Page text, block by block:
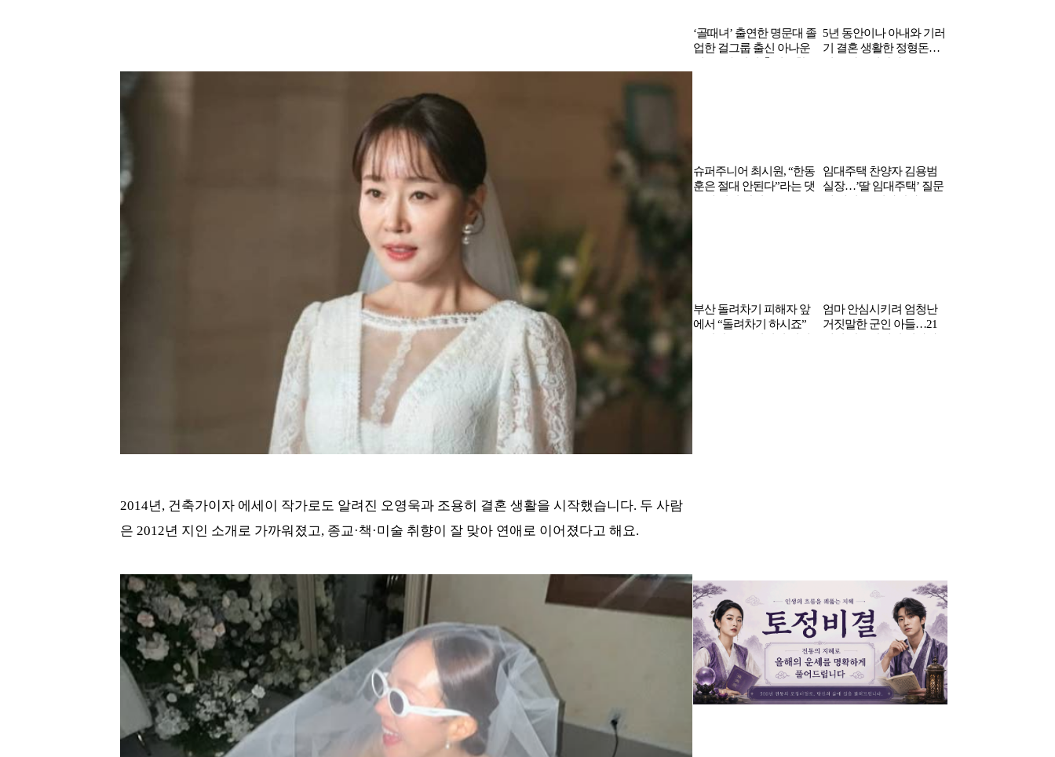
2014년, 건축가이자 에세이 작가로도 알려진 오영욱과 조용히 결혼 생활을 시작했습니다. 두 사람
은 2012년 지인 소개로 가까워졌고, 종교·책·미술 취향이 잘 맞아 연애로 이어졌다고 해요.
‘골때녀’ 출연한 명문대 졸
업한 걸그룹 출신 아나운
5년 동안이나 아내와 기러
기 결혼 생활한 정형돈…
슈퍼주니어 최시원, “한동
훈은 절대 안된다”라는 댓
임대주택 찬양자 김용범
실장…’딸 임대주택’ 질문
부산 돌려차기 피해자 앞
에서 “돌려차기 하시죠”
엄마 안심시키려 엄청난
거짓말한 군인 아들…21